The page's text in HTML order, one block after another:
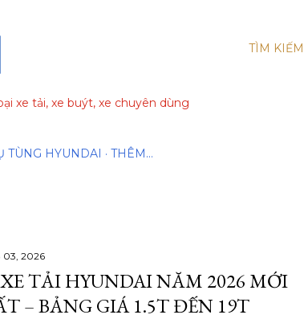
TÌM KIẾM
xe tải, xe buýt, xe chuyên dùng
TÙNG HYUNDAI THÊM…
2026
TẢI HYUNDAI NĂM 2026 MỚI
– BẢNG GIÁ 1.5T ĐẾN 19T